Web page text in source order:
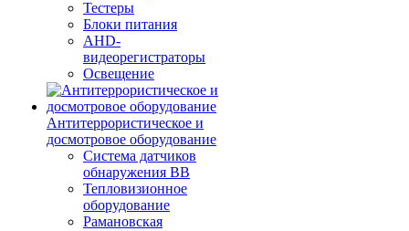
Тестеры
Блоки питания
AHD-
видеорегистраторы
Освещение
Антитеррористическое и
досмотровое оборудование
Cистема датчиков
обнаружения ВВ
Тепловизионное
оборудование
Рамановская